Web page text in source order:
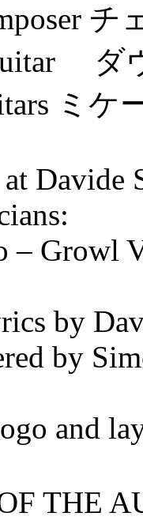
ダ
ミケ
Davide
– Growl
by
by
and
THE